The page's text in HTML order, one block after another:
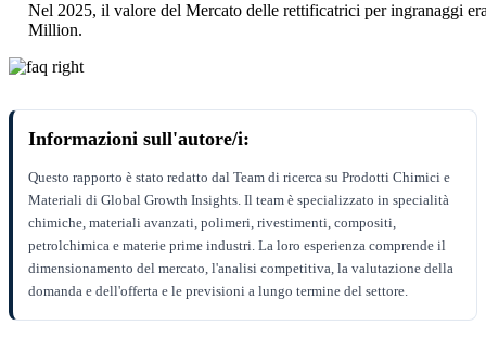
Nel 2025, il valore del Mercato delle rettificatrici per ingranaggi
Million.
Informazioni sull'autore/i:
Questo rapporto è stato redatto dal Team di ricerca su Prodotti Chimici e
Materiali di Global Growth Insights. Il team è specializzato in specialità
chimiche, materiali avanzati, polimeri, rivestimenti, compositi,
petrolchimica e materie prime industri. La loro esperienza comprende il
dimensionamento del mercato, l'analisi competitiva, la valutazione della
domanda e dell'offerta e le previsioni a lungo termine del settore.